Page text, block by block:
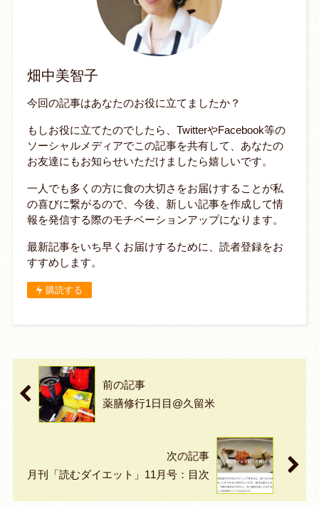
畑中美智子
今回の記事はあなたのお役に立てましたか？
もしお役に立てたのでしたら、TwitterやFacebook等の
ソーシャルメディアでこの記事を共有して、あなたの
お友達にもお知らせいただけましたら嬉しいです。
一人でも多くの方に食の大切さをお届けすることが私
の喜びに繋がるので、今後、新しい記事を作成して情
報を発信する際のモチベーションアップになります。
最新記事をいち早くお届けするために、読者登録をお
すすめします。
購読する
前の記事
薬膳修行1日目@久留米
次の記事
月刊「読むダイエット」11月号：目次